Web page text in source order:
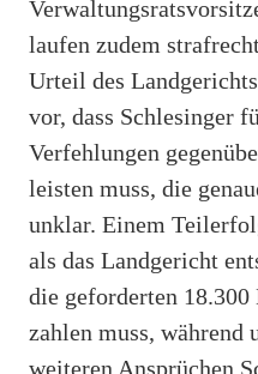
laufen zudem
Urteil des
vor, dass Schlesinger
Verfehlungen
leisten muss, die
unklar. Einem
als das Landgericht
die geforderten
zahlen muss,
weiteren Ansprüchen